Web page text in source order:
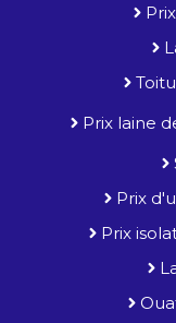
Prix laine
Prix
Prix